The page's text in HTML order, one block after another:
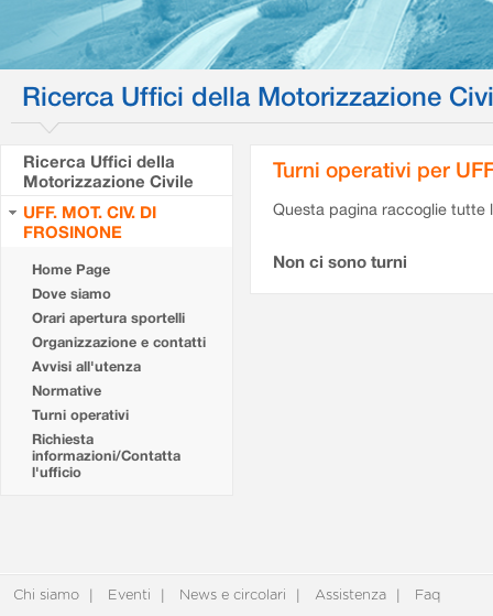
Ricerca Uffici della Motorizzazione
Ricerca Uffici della
Motorizzazione Civile
UFF. MOT. CIV. DI
FROSINONE
Home Page
Dove siamo
Orari apertura sportelli
Organizzazione e contatti
Avvisi all'utenza
Normative
Turni operativi
Richiesta
informazioni/Contatta
l'ufficio
Turni operativi per
Questa pagina raccoglie tutte
Non ci sono turni
Chi siamo Eventi News e circolari Assistenza Faq